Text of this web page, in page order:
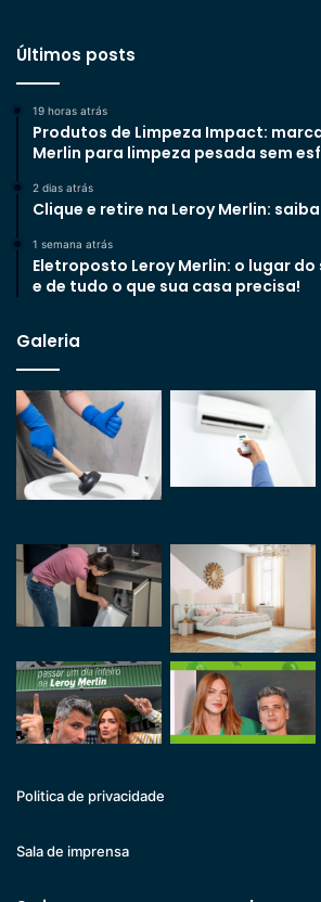
Últimos posts
19 horas atrás
Produtos de Limpeza Impact:
Merlin para limpeza pesada sem
2 dias atrás
Clique e retire na Leroy Merlin:
1 semana atrás
Eletroposto Leroy Merlin: o lugar
e de tudo o que sua casa precisa!
Galeria
Politica de privacidade
Sala de imprensa